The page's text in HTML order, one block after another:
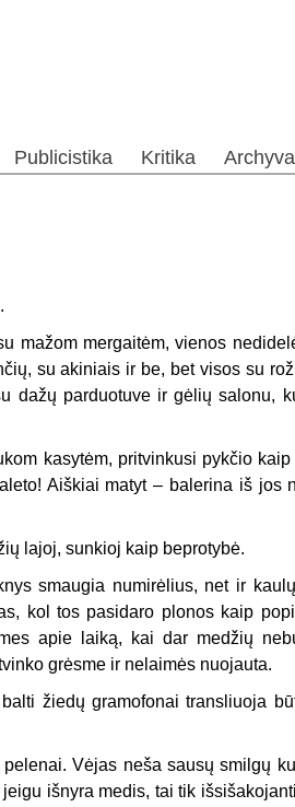
Publicistika Kritika
mažom mergaitėm, vienos
su akiniais ir be, bet visos su
dažų parduotuve ir gėlių salonu,
kasytėm, pritvinkusi pykčio
Aiškiai matyt – balerina iš jos
lajoj, sunkioj kaip beprotybė.
smaugia numirėlius, net ir
kol tos pasidaro plonos kaip
apie laiką, kai dar medžių
grėsme ir nelaimės nuojauta.
žiedų gramofonai transliuoja
Vėjas neša sausų smilgų
išnyra medis, tai tik